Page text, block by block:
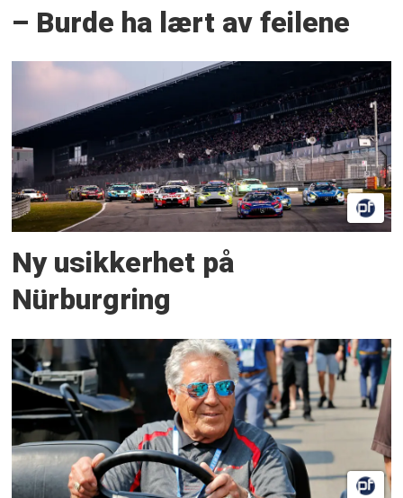
– Burde ha lært av feilene
Ny usikkerhet på
Nürburgring